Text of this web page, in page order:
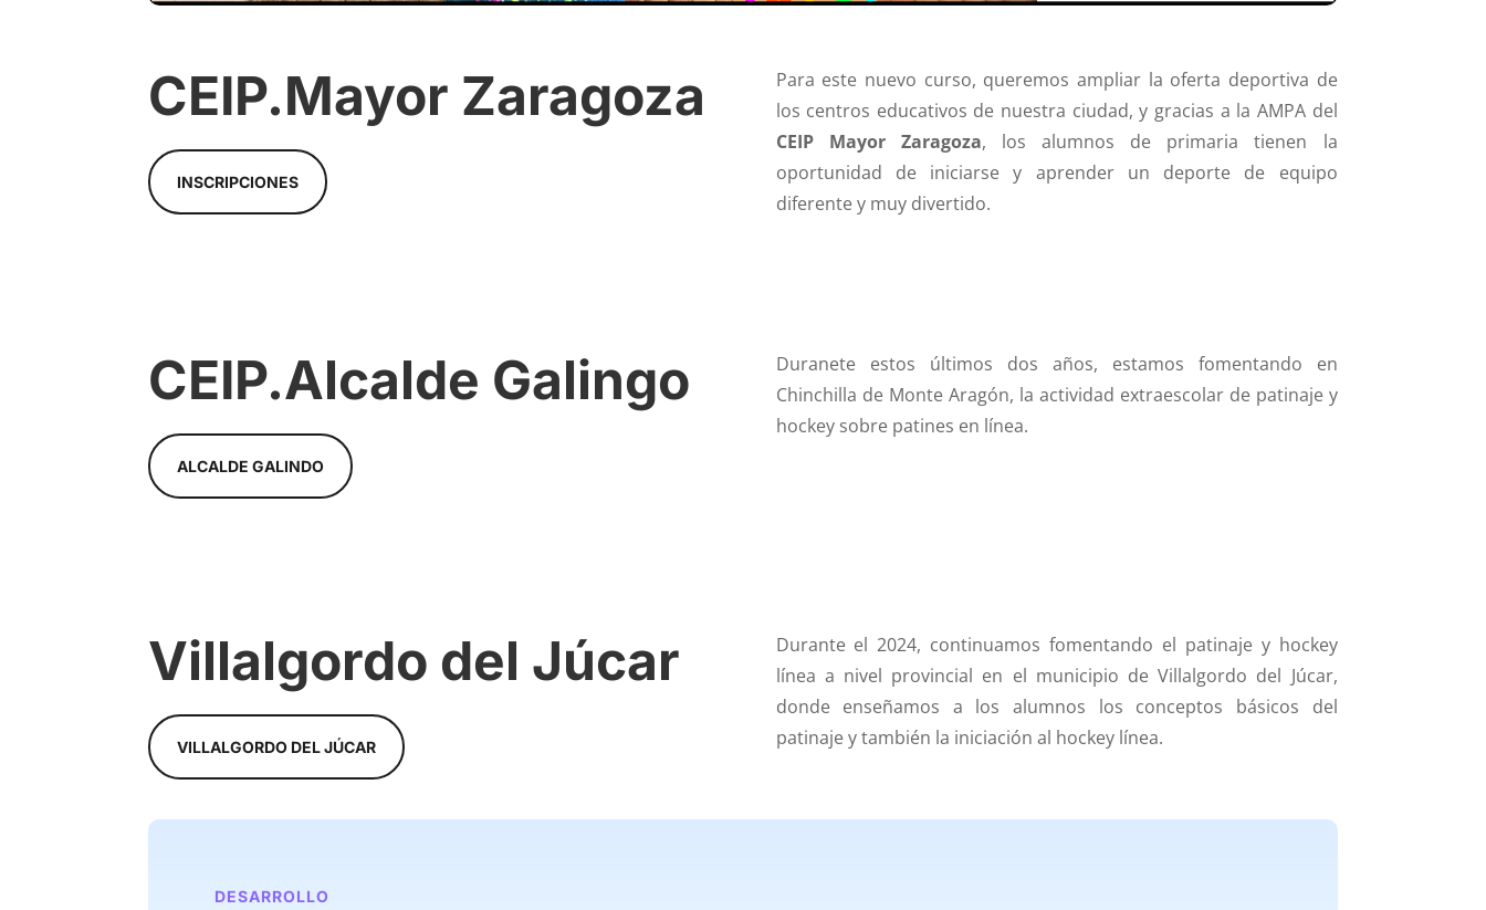
CEIP.Mayor Zaragoza
INSCRIPCIONES
Para este nuevo curso, queremos ampliar la oferta deportiva de
los centros educativos de nuestra ciudad, y gracias a la AMPA del
CEIP Mayor Zaragoza, los alumnos de primaria tienen la
oportunidad de iniciarse y aprender un deporte de equipo
diferente y muy divertido.
CEIP.Alcalde Galingo
ALCALDE GALINDO
Duranete estos últimos dos años, estamos fomentando en
Chinchilla de Monte Aragón, la actividad extraescolar de patinaje y
hockey sobre patines en línea.
Villalgordo del Júcar
VILLALGORDO DEL JÚCAR
Durante el 2024, continuamos fomentando el patinaje y hockey
línea a nivel provincial en el municipio de Villalgordo del Júcar,
donde enseñamos a los alumnos los conceptos básicos del
patinaje y también la iniciación al hockey línea.
DESARROLLO